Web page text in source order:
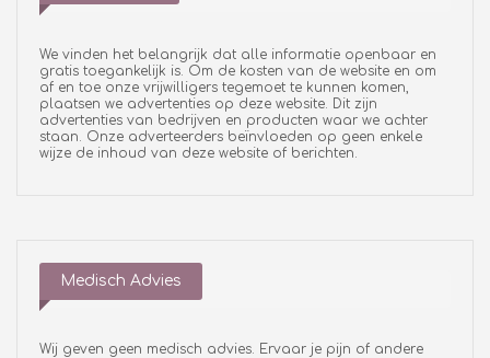
We vinden het belangrijk dat alle informatie openbaar en
gratis toegankelijk is. Om de kosten van de website en om
af en toe onze vrijwilligers tegemoet te kunnen komen,
plaatsen we advertenties op deze website. Dit zijn
advertenties van bedrijven en producten waar we achter
staan. Onze adverteerders beïnvloeden op geen enkele
wijze de inhoud van deze website of berichten.
Medisch Advies
Wij geven geen medisch advies. Ervaar je pijn of andere